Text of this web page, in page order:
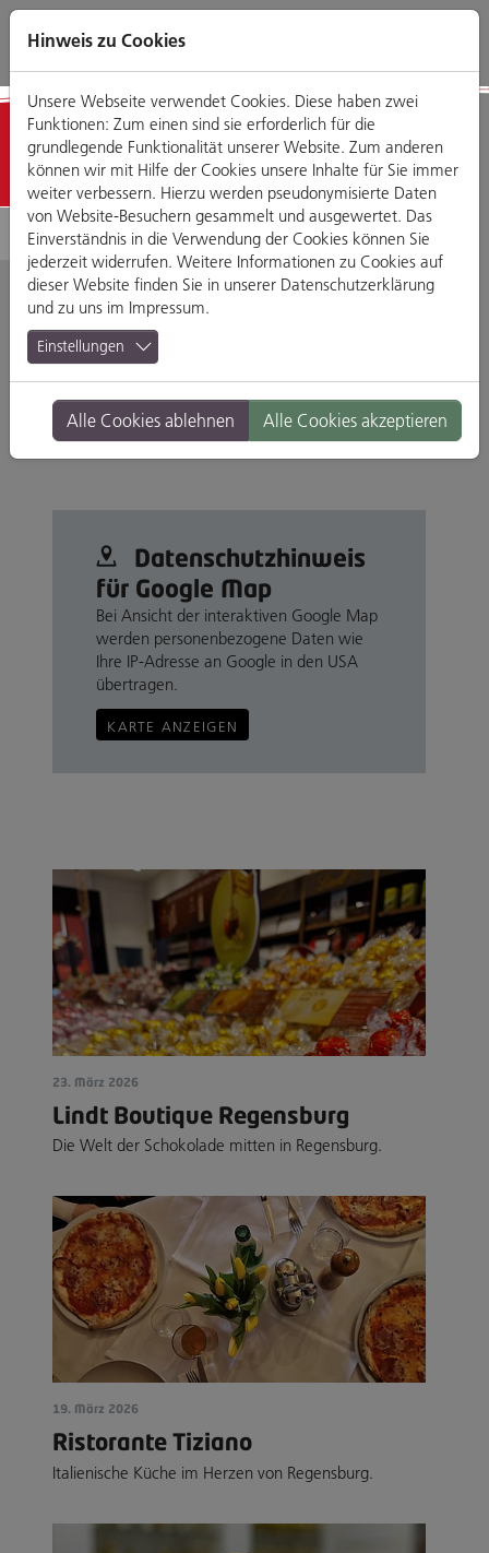
Direkt
zum
Zum
Hauptmenü
Zum
Footermenü
Zur
Website-
Detailansicht
Zum Goldenen Fass
Spiegelgasse 10, 93047 Regensburg
Branche: Restaurants & Gasthäuser
Standort: Altstadt
Datenschutz­hinweis
für Google Map
Bei Ansicht der interaktiven Google Map
werden personenbezogene Daten wie
Ihre IP-Adresse an Google in den USA
übertragen.
KARTE ANZEIGEN
23. März 2026
Lindt Boutique Regensburg
Die Welt der Schokolade mitten in Regensburg.
19. März 2026
Ristorante Tiziano
Italienische Küche im Herzen von Regensburg.
Hinweis zu Cookies
Unsere Webseite verwendet Cookies. Diese haben zwei
Funktionen: Zum einen sind sie erforderlich für die
grundlegende Funktionalität unserer Website. Zum anderen
können wir mit Hilfe der Cookies unsere Inhalte für Sie immer
weiter verbessern. Hierzu werden pseudonymisierte Daten
von Website-Besuchern gesammelt und ausgewertet. Das
Einverständnis in die Verwendung der Cookies können Sie
jederzeit widerrufen. Weitere Informationen zu Cookies auf
dieser Website finden Sie in unserer Datenschutzerklärung
und zu uns im Impressum.
Einstellungen
Alle Cookies ablehnen Alle Cookies akzeptieren